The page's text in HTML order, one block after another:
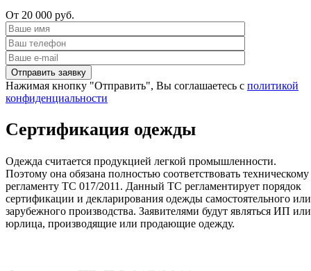
От 20 000 руб.
Нажимая кнопку "Отправить", Вы соглашаетесь с политикой
конфиденциальности
Сертификация одежды
Одежда считается продукцией легкой промышленности.
Поэтому она обязана полностью соответствовать техническому
регламенту ТС 017/2011. Данный ТС регламентирует порядок
сертификации и декларирования одежды самостоятельного или
зарубежного производства. Заявителями будут являться ИП или
юрлица, производящие или продающие одежду.